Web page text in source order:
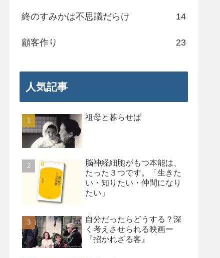
終のすみかは不思議だらけ 14
顧客作り 23
人気記事
祖母と暮らせば
脳神経細胞がもつ本能は、
たった３つです。「生きた
い・知りたい・仲間になり
たい」
自分だったらどうする？深
く考えさせられる映画ー
『招かれざる客』